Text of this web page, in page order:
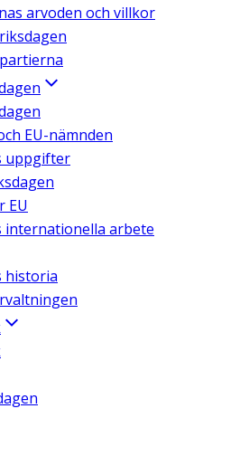
arvoden och villkor
EU-nämnden
uppgifter
EU
internationella arbete
historia